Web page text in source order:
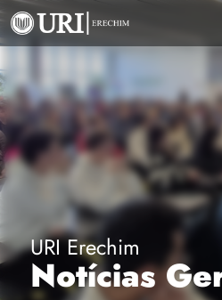
URI Erechim
Notícias